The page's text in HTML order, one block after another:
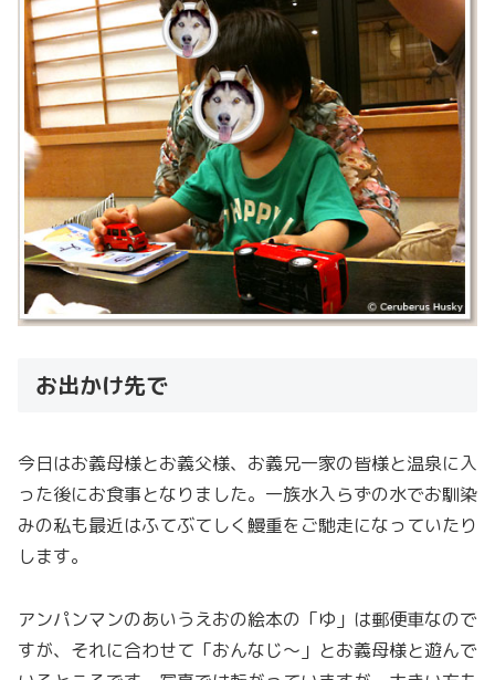
お出かけ先で
今日はお義母様とお義父様、お義兄一家の皆様と温泉に入
った後にお食事となりました。一族水入らずの水でお馴染
みの私も最近はふてぶてしく鰻重をご馳走になっていたり
します。
アンパンマンのあいうえおの絵本の「ゆ」は郵便車なので
すが、それに合わせて「おんなじ〜」とお義母様と遊んで